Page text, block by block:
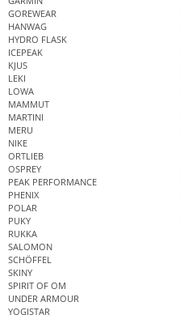
GOREWEAR
HANWAG
HYDRO FLASK
ICEPEAK
KJUS
LEKI
LOWA
MAMMUT
MARTINI
MERU
NIKE
ORTLIEB
OSPREY
PEAK PERFORMANCE
PHENIX
POLAR
PUKY
RUKKA
SALOMON
SCHÖFFEL
SKINY
SPIRIT OF OM
UNDER ARMOUR
YOGISTAR